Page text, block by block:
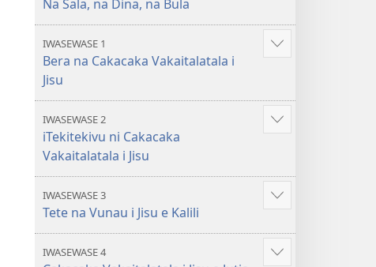
Na
na
Bula
na
Na Sala, na Dina, na Bula
IWASEWASE 1
Bera na Cakacaka Vakaitalatala i
Jisu
Show
IWASEWASE 2
iTekitekivu ni Cakacaka
Vakaitalatala i Jisu
Show
IWASEWASE 3
Tete na Vunau i Jisu e Kalili
Show
IWASEWASE 4
Show